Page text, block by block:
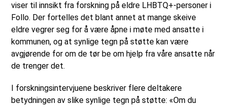
viser til innsikt fra forskning på eldre LHBTQ+-personer i
Follo. Der fortelles det blant annet at mange skeive
eldre vegrer seg for å være åpne i møte med ansatte i
kommunen, og at synlige tegn på støtte kan være
avgjørende for om de tør be om hjelp fra våre ansatte når
de trenger det.
I forskningsintervjuene beskriver flere deltakere
betydningen av slike synlige tegn på støtte: «Om du